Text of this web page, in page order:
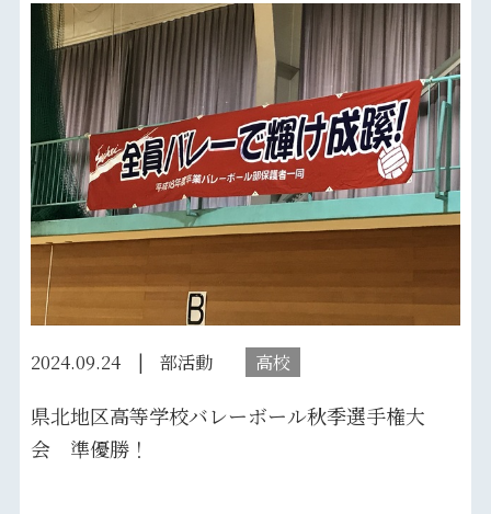
2024.09.24 部活動 高校
県北地区高等学校バレーボール秋季選手権大
会 準優勝！